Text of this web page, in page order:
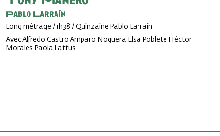
Pablo Larraín
Long métrage / 1h38 / Quinzaine Pablo Larraín
Avec Alfredo Castro Amparo Noguera Elsa Poblete Héctor
Morales Paola Lattus